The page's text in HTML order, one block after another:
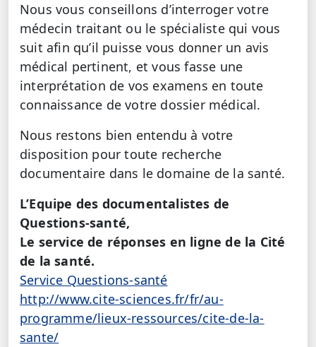
Nous vous conseillons d’interroger votre
médecin traitant ou le spécialiste qui vous
suit afin qu’il puisse vous donner un avis
médical pertinent, et vous fasse une
interprétation de vos examens en toute
connaissance de votre dossier médical.
Nous restons bien entendu à votre
disposition pour toute recherche
documentaire dans le domaine de la santé.
L’Equipe des documentalistes de
Questions-santé,
Le service de réponses en ligne de la Cité
de la santé.
Service Questions-santé
http://www.cite-sciences.fr/fr/au-
programme/lieux-ressources/cite-de-la-
sante/